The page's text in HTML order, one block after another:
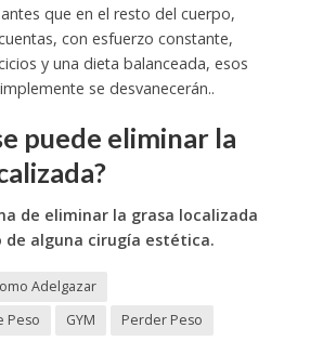
que en el resto del cuerpo,
con esfuerzo constante,
y una dieta balanceada, esos
se desvanecerán..
puede eliminar la
de eliminar la grasa localizada
de alguna cirugía estética.
Adelgazar
Peso
GYM Perder Peso